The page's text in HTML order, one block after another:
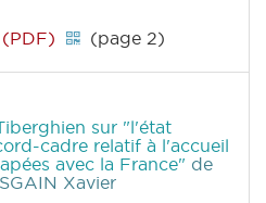
(PDF)
(page 2)
sur "l'état
cadre relatif à l'accueil
avec la France" de
Xavier